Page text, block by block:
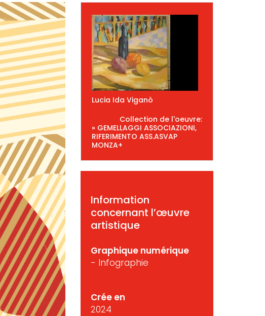
Lucia Ida Viganò
Collection de l'oeuvre:
» GEMELLAGGI ASSOCIAZIONI,
RIFERIMENTO ASS.ASVAP
MONZA+
Information
concernant l’œuvre
artistique
Graphique numérique
- Infographie
Crée en
2024